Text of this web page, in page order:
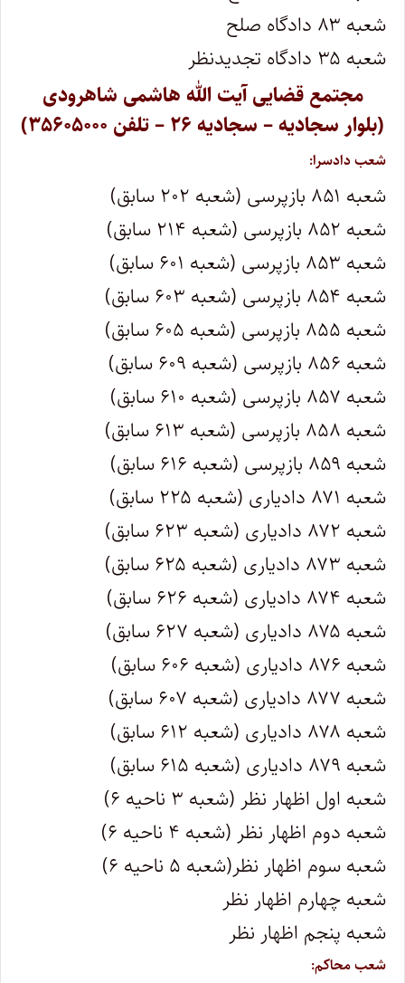
شعبه ۸۳ دادگاه صلح
شعبه ۳۵ دادگاه تجدیدنظر
مجتمع قضایی آیت الله هاشمی شاهرودی
(بلوار سجادیه – سجادیه ۲۶ – تلفن ۳۵۶۰۵۰۰۰)
شعب دادسرا:
شعبه ۸۵۱ بازپرسی (شعبه ۲۰۲ سابق)
شعبه ۸۵۲ بازپرسی (شعبه ۲۱۴ سابق)
شعبه ۸۵۳ بازپرسی (شعبه ۶۰۱ سابق)
شعبه ۸۵۴ بازپرسی (شعبه ۶۰۳ سابق)
شعبه ۸۵۵ بازپرسی (شعبه ۶۰۵ سابق)
شعبه ۸۵۶ بازپرسی (شعبه ۶۰۹ سابق)
شعبه ۸۵۷ بازپرسی (شعبه ۶۱۰ سابق)
شعبه ۸۵۸ بازپرسی (شعبه ۶۱۳ سابق)
شعبه ۸۵۹ بازپرسی (شعبه ۶۱۶ سابق)
شعبه ۸۷۱ دادیاری (شعبه ۲۲۵ سابق)
شعبه ۸۷۲ دادیاری (شعبه ۶۲۳ سابق)
شعبه ۸۷۳ دادیاری (شعبه ۶۲۵ سابق)
شعبه ۸۷۴ دادیاری (شعبه ۶۲۶ سابق)
شعبه ۸۷۵ دادیاری (شعبه ۶۲۷ سابق)
شعبه ۸۷۶ دادیاری (شعبه ۶۰۶ سابق)
شعبه ۸۷۷ دادیاری (شعبه ۶۰۷ سابق)
شعبه ۸۷۸ دادیاری (شعبه ۶۱۲ سابق)
شعبه ۸۷۹ دادیاری (شعبه ۶۱۵ سابق)
شعبه اول اظهار نظر (شعبه ۳ ناحیه ۶)
شعبه دوم اظهار نظر (شعبه ۴ ناحیه ۶)
شعبه سوم اظهار نظر(شعبه ۵ ناحیه ۶)
شعبه چهارم اظهار نظر
شعبه پنجم اظهار نظر
شعب محاکم: